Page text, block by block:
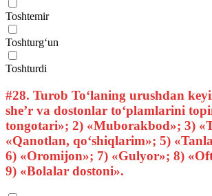
Toshtemir
Toshturg‘un
Toshturdi
#28. Turob To‘laning urushdan
she’r va dostonlar to‘plamlarini
tongotari»; 2) «Muborakbod»; 3)
«Qanotlan, qo‘shiqlarim»; 5)
6) «Oromijon»; 7) «Gulyor»; 8)
9) «Bolalar dostoni».